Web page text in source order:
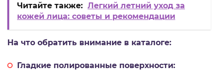
Читайте также: Легкий летний уход за
кожей лица: советы и рекомендации
На что обратить внимание в каталоге:
Гладкие полированные поверхности: